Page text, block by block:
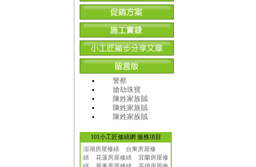
警察
搶劫珠寶
陳姓家族賊
陳姓家族賊
陳姓家族賊
101小工匠修繕網 服務項目
澎湖房屋修繕
台東房屋修
繕
花蓮房屋修繕
宜蘭房屋修